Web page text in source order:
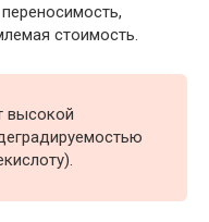
стоимость.
высокой